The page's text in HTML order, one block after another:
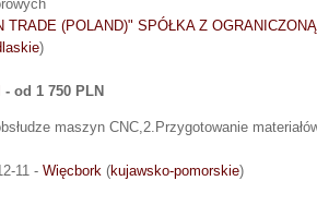
TRADE (POLAND)" SPÓŁKA Z
)
- od 1 750 PLN
maszyn CNC,2.Przygotowanie
11 - Więcbork (kujawsko-pomorskie)